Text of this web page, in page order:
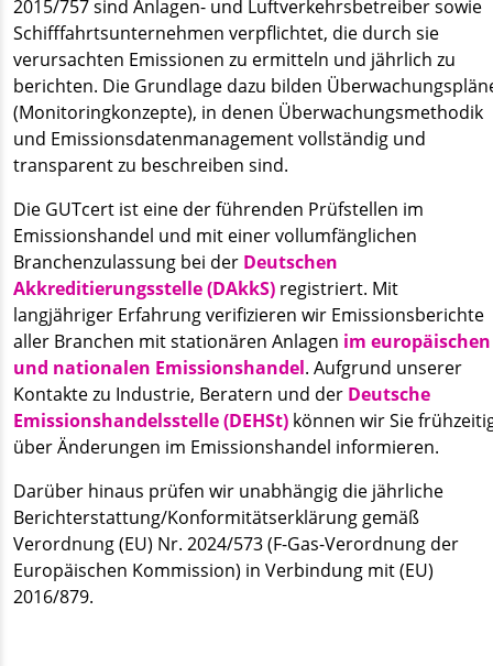
2015/757 sind Anlagen- und Luftverkehrsbetreiber sowie
Schifffahrtsunternehmen verpflichtet, die durch sie
verursachten Emissionen zu ermitteln und jährlich zu
berichten. Die Grundlage dazu bilden
(Monitoringkonzepte), in denen Überwachungsmethodik
und Emissionsdatenmanagement vollständig und
transparent zu beschreiben sind.
Die GUTcert ist eine der führenden Prüfstellen im
Emissionshandel und mit einer vollumfänglichen
Branchenzulassung bei der Deutschen
Akkreditierungsstelle (DAkkS) registriert. Mit
langjähriger Erfahrung verifizieren wir Emissionsberichte
aller Branchen mit stationären Anlagen im europäischen
und nationalen Emissionshandel. Aufgrund unserer
Kontakte zu Industrie, Beratern und der Deutsche
Emissionshandelsstelle (DEHSt) können wir Sie
über Änderungen im Emissionshandel informieren.
Darüber hinaus prüfen wir unabhängig die jährliche
Berichterstattung/Konformitätserklärung gemäß
Verordnung (EU) Nr. 2024/573 (F-Gas-Verordnung der
Europäischen Kommission) in Verbindung mit (EU)
2016/879.